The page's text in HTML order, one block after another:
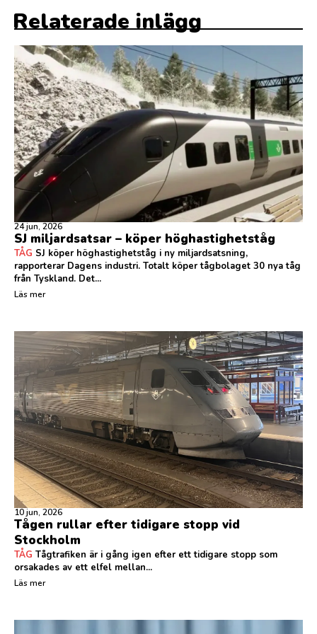
Relaterade inlägg
24 jun, 2026
SJ miljardsatsar – köper höghastighetståg
TÅG SJ köper höghastighetståg i ny miljardsatsning,
rapporterar Dagens industri. Totalt köper tågbolaget 30 nya tåg
från Tyskland. Det...
Läs mer
10 jun, 2026
Tågen rullar efter tidigare stopp vid
Stockholm
TÅG Tågtrafiken är i gång igen efter ett tidigare stopp som
orsakades av ett elfel mellan...
Läs mer